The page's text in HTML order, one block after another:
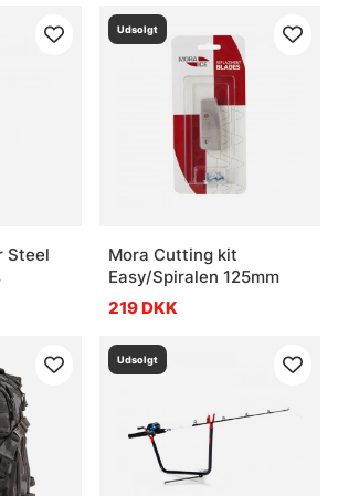
Steel
Udsolgt
Mora Cutting kit
Easy/Spiralen 125mm
219 DKK
Udsolgt